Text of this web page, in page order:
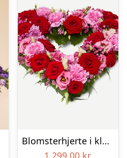
Blomsterhjerte i klassisk stil – pink
1.299,00 kr.